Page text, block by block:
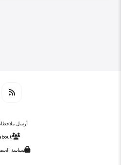
أرسل
سياسة